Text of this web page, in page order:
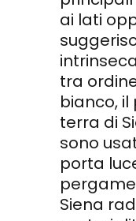
ai lati
tra
bianco,
terra di
sono
porta
Siena